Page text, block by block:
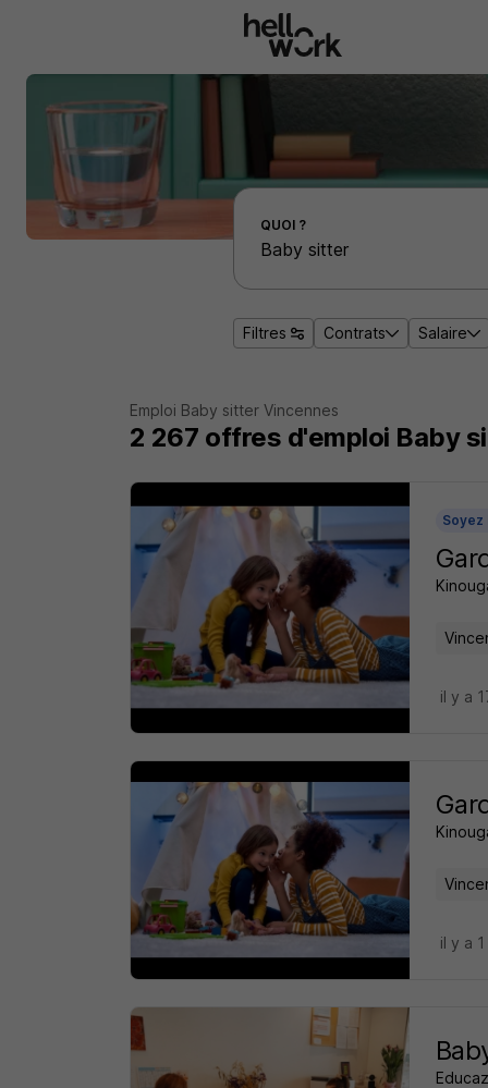
Effectuer une recherche d'emploi par localité
QUOI ?
Filtres Contrats Salaire
Emploi Baby sitter Vincennes
2 267 offres d'emploi Baby
Soyez
il y a
il y a